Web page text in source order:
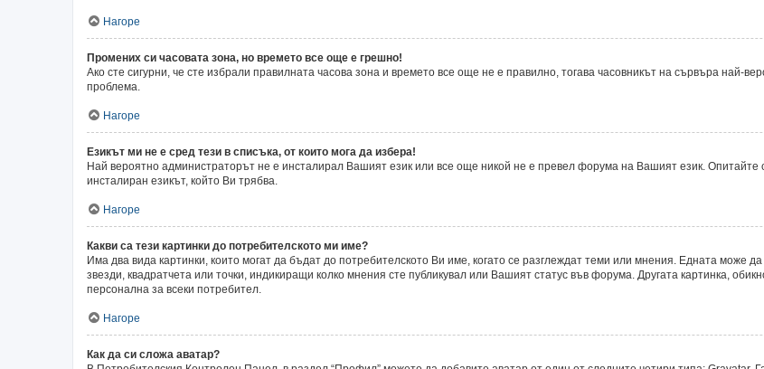
Нагоре
Промених си часовата зона, но времето все още е грешно!
Ако сте сигурни, че сте избрали правилната часова зона и времето все още не е правилно, тогава часовникът на сървъра най-
проблема.
Нагоре
Езикът ми не е сред тези в списъка, от които мога да избера!
Най вероятно администраторът не е инсталирал Вашият език или все още никой не е превел форума на Вашият език.
инсталиран езикът, който Ви трябва.
Нагоре
Какви са тези картинки до потребителското ми име?
Има два вида картинки, които могат да бъдат до потребителското Ви име, когато се разглеждат теми или мнения. Едната може
звезди, квадратчета или точки, индикиращи колко мнения сте публикувал или Вашият статус във форума. Другата картинка,
персонална за всеки потребител.
Нагоре
Как да си сложа аватар?